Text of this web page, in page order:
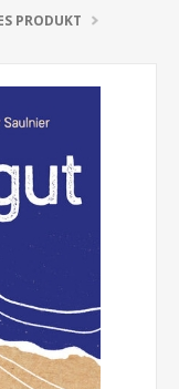
PRODUKT